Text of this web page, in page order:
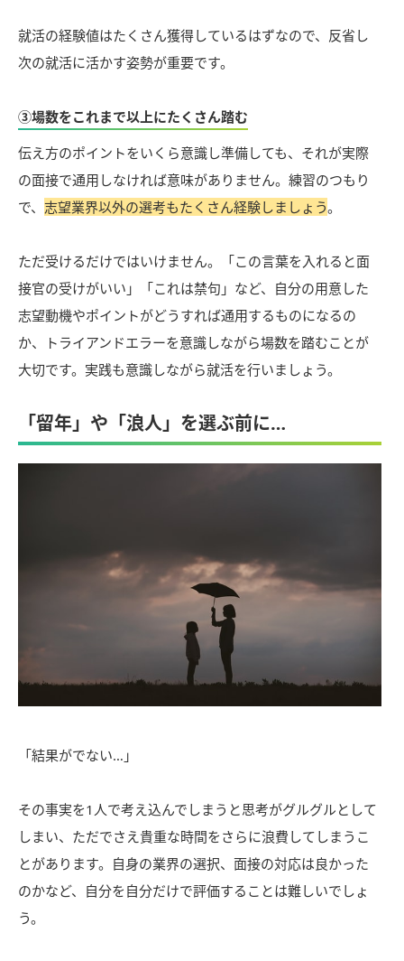
就活の経験値はたくさん獲得しているはずなので、反省し
次の就活に活かす姿勢が重要です。
③場数をこれまで以上にたくさん踏む
伝え方のポイントをいくら意識し準備しても、それが実際
の面接で通用しなければ意味がありません。練習のつもり
で、 志望業界以外の選考もたくさん経験しましょう。
ただ受けるだけではいけません。「この言葉を入れると面
接官の受けがいい」「これは禁句」など、自分の用意した
志望動機やポイントがどうすれば通用するものになるの
か、トライアンドエラーを意識しながら場数を踏むことが
大切です。実践も意識しながら就活を行いましょう。
「留年」や「浪人」を選ぶ前に…
「結果がでない…」
その事実を1人で考え込んでしまうと思考がグルグルとして
しまい、ただでさえ貴重な時間をさらに浪費してしまうこ
とがあります。自身の業界の選択、面接の対応は良かった
のかなど、自分を自分だけで評価することは難しいでしょ
う。